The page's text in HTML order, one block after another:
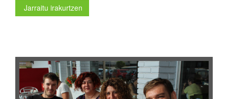
Jarraitu irakurtzen